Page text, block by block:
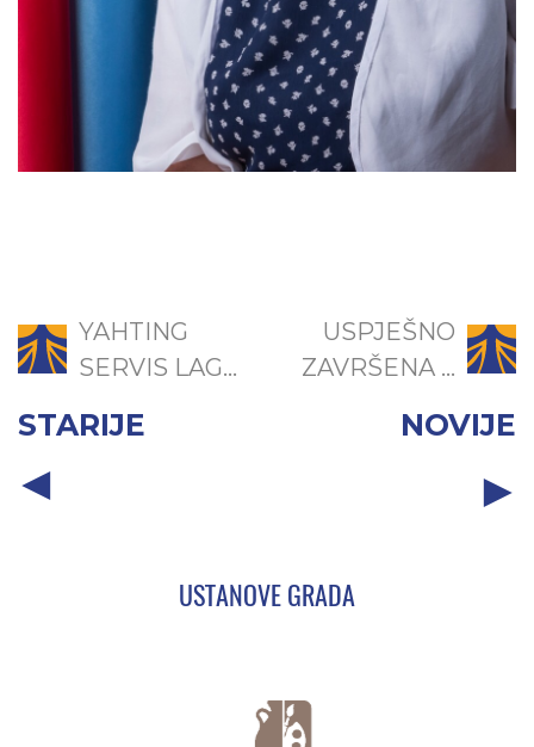
YAHTING
SERVIS LAG...
STARIJE
USPJEŠNO
ZAVRŠENA ...
NOVIJE
USTANOVE GRADA